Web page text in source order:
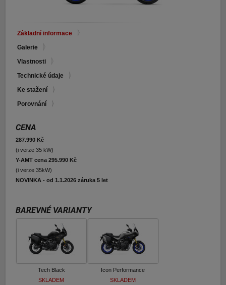
BAREVNÉ VARIANTY
Tech Black
SKLADEM
Icon Performance
SKLADEM
Základní informace
Galerie
Vlastnosti
Technické údaje
Ke stažení
Porovnání
CENA
287.990 Kč
(i verze 35 kW)
Y-AMT cena 295.990 Kč
(i verze 35kW)
NOVINKA - od 1.1.2026 záruka 5 let